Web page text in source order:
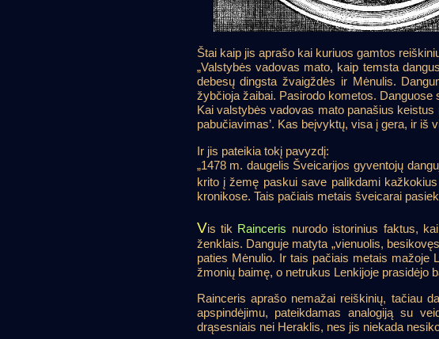
Štai kaip jis aprašo kai kuriuos gamtos
„Valstybės vadovas mato, kaip temsta
debesų dingsta žvaigždės ir Mėnulis.
žybčioja žaibai. Pasirodo kometos. Danguose
Kai valstybės vadovas mato panašius keistus
pabučiavimas’. Kas beįvyktų, visa į gera, ir iš
Ir jis pateikia tokį pavyzdį:
„1478 m. daugelis Šveicarijos gyventojų
krito į žemę paskui save palikdami
kronikose. Tais pačiais metais šveicarai
Vis tik Rainceris nurodo istorinius faktus,
ženklais. Danguje matyta „vienuolis,
paties Mėnulio. Ir tais pačiais metais mažoje
žmonių baimę, o netrukus Lenkijoje prasidėjo
Rainceris aprašo nemažai reiškinių, tačiau
apspindėjimu, pateikdamas analogiją su
drąsesniais nei Heraklis, nes jis niekada